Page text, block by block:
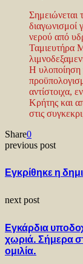
Σημειώνεται
διαγωνισμοί
νερού από
Ταμιευτήρα
Η υλοποίηση
αντίστοιχα,
Κρήτης και
στις
Share0
previous post
Εγκρίθηκε η
next post
Εγκάρδια
χωριά. Σήμερα
ομιλία.